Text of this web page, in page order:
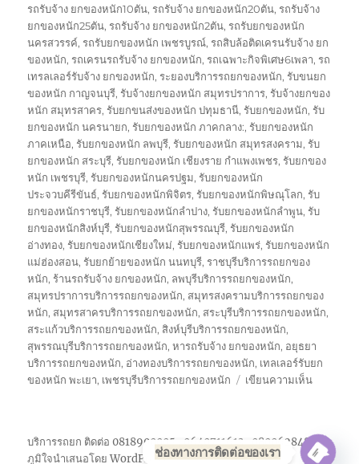
รถรับจ้าง ยกของหนัก10ตัน,รถรับจ้าง ยกของหนัก20ตัน,รถรับจ้าง
ยกของหนัก25ตัน,รถรับจ้าง ยกของหนัก2ตัน,รถรับยกของหนัก
นครสวรรค์,รถรับยกของหนัก เพชรบูรณ์,รถสิบล้อติดเครนรับจ้าง ยก
ของหนัก,รถเครนรถรับจ้าง ยกของหนัก,รถเฉพาะกิจพิเศษ6เพลา,รถ
เทรลเลอร์รับจ้าง ยกของหนัก,ระยองบริการรถยกของหนัก,รับขนยก
ของหนัก กาญจนบุรี,รับจ้างยกของหนัก สมุทรปราการ,รับจ้างยกของ
หนัก สมุทรสาคร,รับยกขนส่งของหนัก ปทุมธานี,รับยกของหนัก,รับ
ยกของหนัก นครนายก,รับยกของหนัก ภาคกลาง:,รับยกของหนัก
ภาคเหนือ,รับยกของหนัก ลพบุรี,รับยกของหนัก สมุทรสงคราม,รับ
ยกของหนัก สระบุรี,รับยกของหนัก เชียงราย กำแพงเพชร,รับยกของ
หนัก เพชรบุรี,รับยกของหนักนครปฐม,รับยกของหนัก
ประจวบคีรีขันธ์,รับยกของหนักพิจิตร,รับยกของหนักพิษณุโลก,รับ
ยกของหนักราชบุรี,รับยกของหนักลำปาง,รับยกของหนักลำพูน,รับ
ยกของหนักสิงห์บุรี,รับยกของหนักสุพรรณบุรี,รับยกของหนัก
อ่างทอง,รับยกของหนักเชียงใหม่,รับยกของหนักแพร่,รับยกของหนัก
แม่ฮ่องสอน,รับยกย้ายของหนัก นนทบุรี,ราชบุรีบริการรถยกของ
หนัก,ร้านรถรับจ้าง ยกของหนัก, ลพบุรีบริการรถยกของหนัก,
สมุทรปราการบริการรถยกของหนัก, สมุทรสงครามบริการรถยกของ
หนัก, สมุทรสาครบริการรถยกของหนัก, สระบุรีบริการรถยกของหนัก,
สระแก้วบริการรถยกของหนัก, สิงห์บุรีบริการรถยกของหนัก,
สุพรรณบุรีบริการรถยกของหนัก,หารถรับจ้าง ยกของหนัก, อยุธยา
บริการรถยกของหนัก, อ่างทองบริการรถยกของหนัก, เทลเลอร์รับยก
ของหนัก พะเยา, เพชรบุรีบริการรถยกของหนัก เขียนความเห็นบน
ของ
บริการรถยก ติดต่อ 0818900005 , 0640711613 , 0800628488
ภูมิใจนำเสนอโดย WordPressช่องทางการติดต่อของเรา